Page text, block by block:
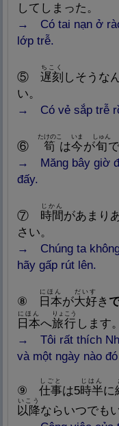
Nghĩa: Đặt chân, xéo, giẫm,
bước đi
Nghĩa: Việc, công việc, chức vụNghĩa: Nguyên nhân, chết, cũ,
してしまった。
→ Cótai nạn ở
lớp trễ.
⑤ 遅
Nghĩa: Chậm trễ, chậm chạp,
刻
ちこく
しそうな
い。
→ Có vẻ sắp trễ
⑥ 筍
là tấn.
たけのこ
は今
いま
が旬
しゅん
→ Măng bây giờ
đấy.
⑦ 時間
Nghĩa: Khoảng, ở giữa, bên
じかん
があまり
さい。
→ Chúngta
hãy gấp rút lên.
⑧ 日 本
Nghĩa: Gốc, rễ, cội nguồn của
sự vật, sách
にほん
が大好
だいす
き
日 本
Nghĩa: Gốc, rễ, cội nguồn của
にほん
へ旅
Nghĩa: Du lịch, cuộc hành trình,
行
HẠNG
りょこう
します。
→ Tôi rất thích
và một ngày nào
⑨ 仕
Nghĩa: Việc làm, hành động,
事
Nghĩa: Việc, công việc, chức vụ
しごと
は5時半
じはん
に
以 降
いこう
ならいつでも